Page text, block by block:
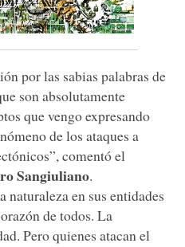
por las sabias palabras de
son absolutamente
que vengo expresando
de los ataques a
comentó el
Sangiuliano.
naturaleza en sus entidades
de todos. La
Pero quienes atacan el